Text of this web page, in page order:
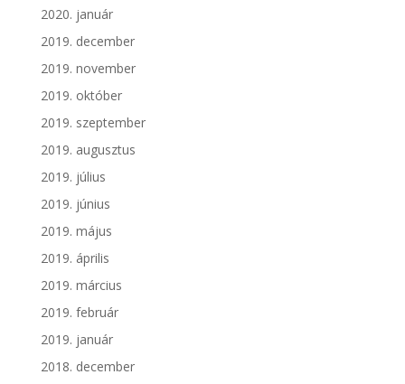
2020. január
2019. december
2019. november
2019. október
2019. szeptember
2019. augusztus
2019. július
2019. június
2019. május
2019. április
2019. március
2019. február
2019. január
2018. december